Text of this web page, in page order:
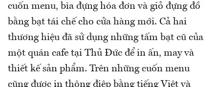
cuốn menu, bìa đựng hóa đơn và giỏ đựng đồ
bằng bạt tái chế cho cửa hàng mới. Cả hai
thương hiệu đã sử dụng những tấm bạt cũ của
một quán cafe tại Thủ Đức để in ấn, may và
thiết kế sản phẩm. Trên những cuốn menu
cũng được in thông điệp bằng tiếng Việt và